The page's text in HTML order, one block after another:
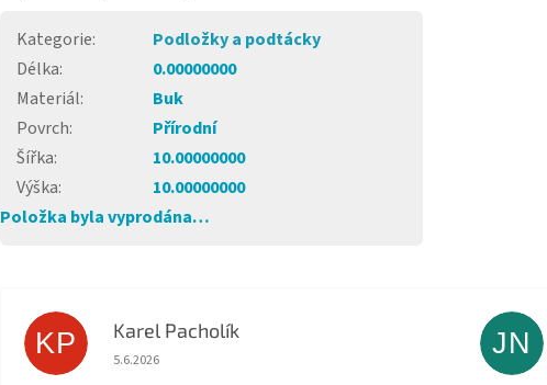
Kategorie:
Podložky a podtácky
Délka:
0.00000000
Materiál:
Buk
Povrch:
Přírodní
Šířka:
10.00000000
Výška:
10.00000000
Položka byla vyprodána…
KP Karel Pacholík
Hodnocení obchodu je 4 z 5 hvězdiček.
5.6.2026
JN